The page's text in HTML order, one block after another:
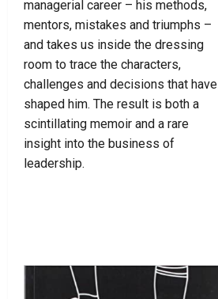
managerial career – his methods,
mentors, mistakes and triumphs –
and takes us inside the dressing
room to trace the characters,
challenges and decisions that have
shaped him. The result is both a
scintillating memoir and a rare
insight into the business of
leadership.